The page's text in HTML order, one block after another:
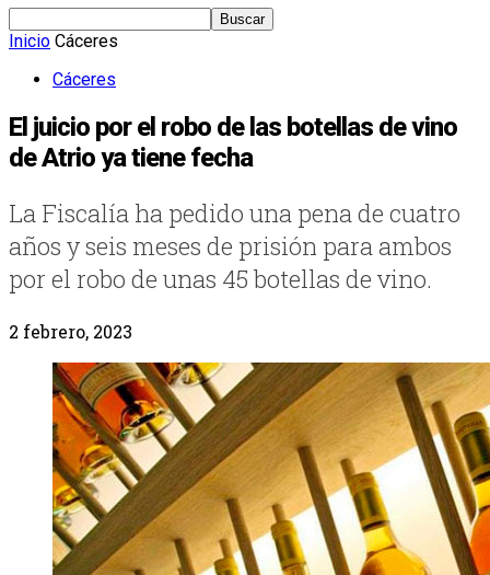
Inicio Cáceres
Cáceres
El juicio por el robo de las botellas de vino
de Atrio ya tiene fecha
La Fiscalía ha pedido una pena de cuatro
años y seis meses de prisión para ambos
por el robo de unas 45 botellas de vino.
2 febrero, 2023